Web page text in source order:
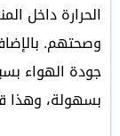
الحرارة داخل
وصحتهم.
جودة الهواء
بسهولة، وهذا